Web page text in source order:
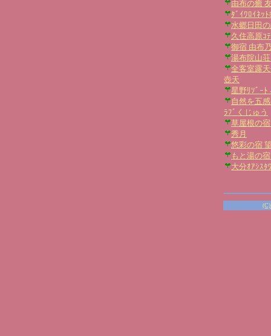
由布の癒
ﾀﾞｲﾜﾛｲﾈｯ
水郷日田
久住高原ｺ
御宿 由布
湯布院山
全客室露
壺天
星野ﾘｿﾞｰﾄ
自然を五
ﾗﾌﾞくじゅう
草屋根の
秀月
悠彩の宿
もと湯の
大分ｵｱｼｽﾀ